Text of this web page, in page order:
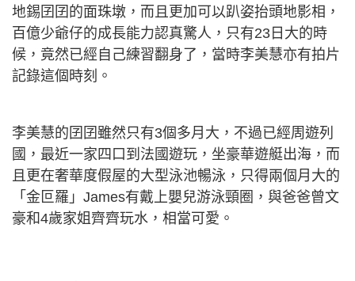
地錫囝囝的面珠墩，而且更加可以趴姿抬頭地影相，
百億少爺仔的成長能力認真驚人，只有23日大的時
候，竟然已經自己練習翻身了，當時李美慧亦有拍片
記錄這個時刻。
李美慧的囝囝雖然只有3個多月大，不過已經周遊列
國，最近一家四口到法國遊玩，坐豪華遊艇出海，而
且更在奢華度假屋的大型泳池暢泳，只得兩個月大的
「金叵羅」James有戴上嬰兒游泳頸圈，與爸爸曾文
豪和4歲家姐齊齊玩水，相當可愛。